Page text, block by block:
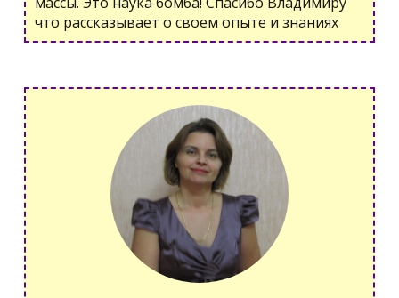
что рассказывает о своем опыте и знаниях